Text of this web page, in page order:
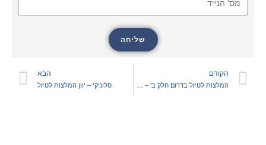
שליחה
הקודם
המלצות לטיול בדרום חלק ב' – אשקלון ?
הבא
סלוניקי – יוון המלצות לטיול